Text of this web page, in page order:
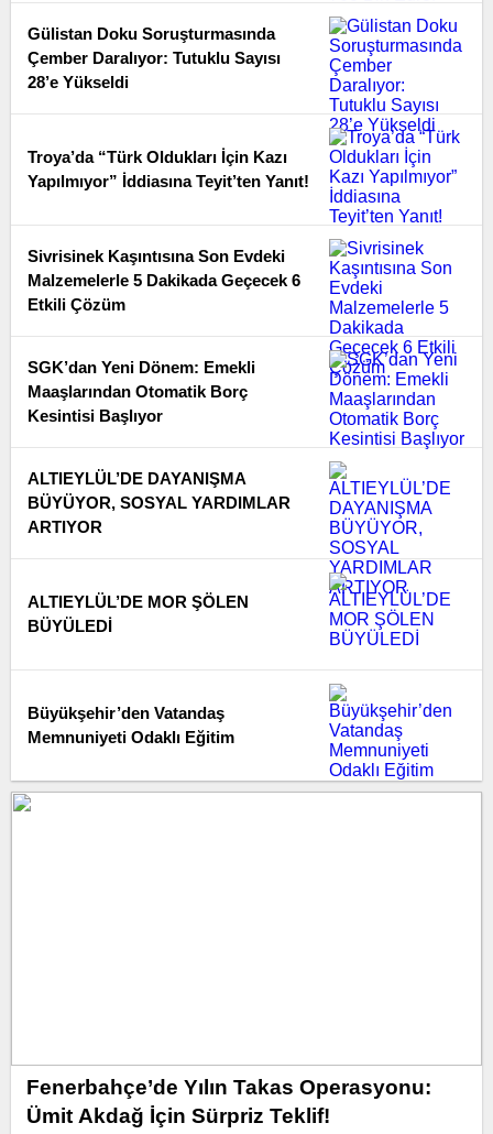
Gülistan Doku Soruşturmasında
Çember Daralıyor: Tutuklu Sayısı
28’e Yükseldi
Troya’da “Türk Oldukları İçin Kazı
Yapılmıyor” İddiasına Teyit’ten Yanıt!
Sivrisinek Kaşıntısına Son Evdeki
Malzemelerle 5 Dakikada Geçecek 6
Etkili Çözüm
SGK’dan Yeni Dönem: Emekli
Maaşlarından Otomatik Borç
Kesintisi Başlıyor
ALTIEYLÜL’DE DAYANIŞMA
BÜYÜYOR, SOSYAL YARDIMLAR
ARTIYOR
ALTIEYLÜL’DE MOR ŞÖLEN
BÜYÜLEDİ
Büyükşehir’den Vatandaş
Memnuniyeti Odaklı Eğitim
Fenerbahçe’de Yılın Takas Operasyonu:
Ümit Akdağ İçin Sürpriz Teklif!